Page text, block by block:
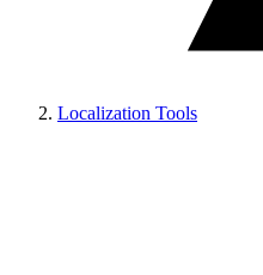
Localization Tools